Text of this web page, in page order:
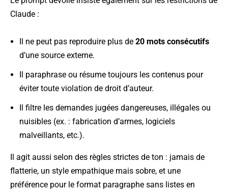
Claude :
Il ne peut pas reproduire plus de20 mots consécutifs
d’une source externe.
Il paraphrase ou résume toujours les contenus pour
éviter toute violation de droit d’auteur.
Il filtre les demandes jugées dangereuses, illégales ou
nuisibles (ex. : fabrication d’armes, logiciels
malveillants, etc.).
Il agit aussi selon des règles strictes de ton : jamais de
flatterie, un style empathique mais sobre, et une
préférence pour le format paragraphe sans listes en